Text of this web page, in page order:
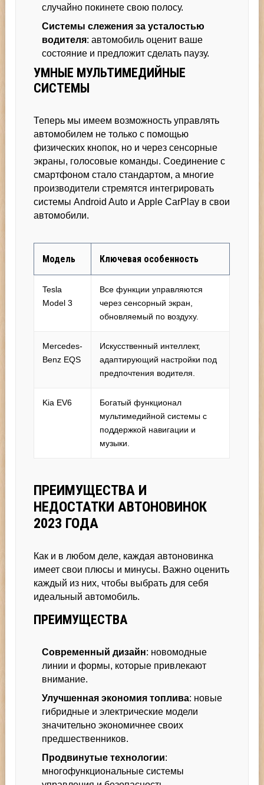
случайно покинете свою полосу.
Системы слежения за усталостью
водителя: автомобиль оценит ваше
состояние и предложит сделать паузу.
УМНЫЕ МУЛЬТИМЕДИЙНЫЕ
СИСТЕМЫ
Теперь мы имеем возможность управлять
автомобилем не только с помощью
физических кнопок, но и через сенсорные
экраны, голосовые команды. Соединение с
смартфоном стало стандартом, а многие
производители стремятся интегрировать
системы Android Auto и Apple CarPlay в свои
автомобили.
Модель Ключевая особенность
Tesla
Model 3
Все функции управляются
через сенсорный экран,
обновляемый по воздуху.
Mercedes-
Benz EQS
Искусственный интеллект,
адаптирующий настройки под
предпочтения водителя.
Kia EV6
Богатый функционал
мультимедийной системы с
поддержкой навигации и
музыки.
ПРЕИМУЩЕСТВА И
НЕДОСТАТКИ АВТОНОВИНОК
2023 ГОДА
Как и в любом деле, каждая автоновинка
имеет свои плюсы и минусы. Важно оценить
каждый из них, чтобы выбрать для себя
идеальный автомобиль.
ПРЕИМУЩЕСТВА
Современный дизайн: новомодные
линии и формы, которые привлекают
внимание.
Улучшенная экономия топлива: новые
гибридные и электрические модели
значительно экономичнее своих
предшественников.
Продвинутые технологии:
многофункциональные системы